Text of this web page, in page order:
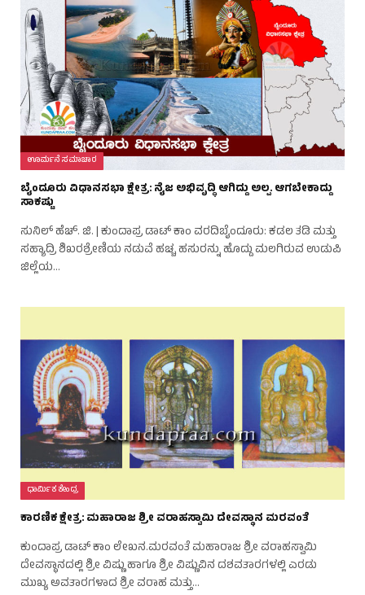
ಊರ್ಮನೆ ಸಮಾಚಾರ
ಬೈಂದೂರು ವಿಧಾನಸಭಾ ಕ್ಷೇತ್ರ: ನೈಜ ಅಭಿವೃದ್ಧಿ ಆಗಿದ್ದು ಅಲ್ಪ. ಆಗಬೇಕಾದ್ದು
ಸಾಕಷ್ಟು
ಸುನಿಲ್ ಹೆಚ್. ಜಿ. | ಕುಂದಾಪ್ರ ಡಾಟ್ ಕಾಂ ವರದಿಬೈಂದೂರು: ಕಡಲ ತಡಿ ಮತ್ತು
ಸಹ್ಯಾದ್ರಿ ಶಿಖರಶ್ರೇಣಿಯ ನಡುವೆ ಹಚ್ಚ ಹಸುರನ್ನು ಹೊದ್ದು ಮಲಗಿರುವ ಉಡುಪಿ
ಜಿಲ್ಲೆಯ…
ಧಾರ್ಮಿಕ ಕೇಂದ್ರ
ಕಾರಣಿಕ ಕ್ಷೇತ್ರ: ಮಹಾರಾಜ ಶ್ರೀ ವರಾಹಸ್ವಾಮಿ ದೇವಸ್ಥಾನ ಮರವಂತೆ
ಕುಂದಾಪ್ರ ಡಾಟ್ ಕಾಂ ಲೇಖನ.ಮರವಂತೆ ಮಹಾರಾಜ ಶ್ರೀ ವರಾಹಸ್ವಾಮಿ
ದೇವಸ್ಥಾನದಲ್ಲಿ ಶ್ರೀ ವಿಷ್ಣು ಹಾಗೂ ಶ್ರೀ ವಿಷ್ಣುವಿನ ದಶವತಾರಗಳಲ್ಲಿ ಎರಡು
ಮುಖ್ಯ ಅವತಾರಗಳಾದ ಶ್ರೀ ವರಾಹ ಮತ್ತು…